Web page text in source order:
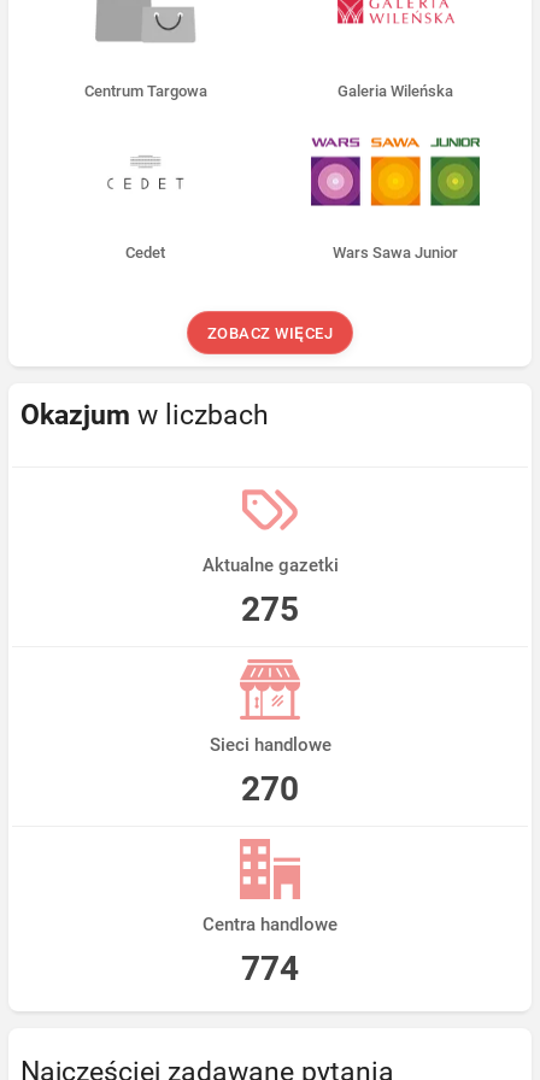
Centrum Targowa Galeria Wileńska
Cedet Wars Sawa Junior
ZOBACZ WIĘCEJ
Okazjum w liczbach
Aktualne gazetki
275
Sieci handlowe
270
Centra handlowe
774
Najczęściej zadawane pytania